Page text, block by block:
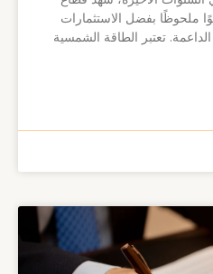
ملحوظًا بفضل الاستثمارات
تعتبر الطاقة الشمسية